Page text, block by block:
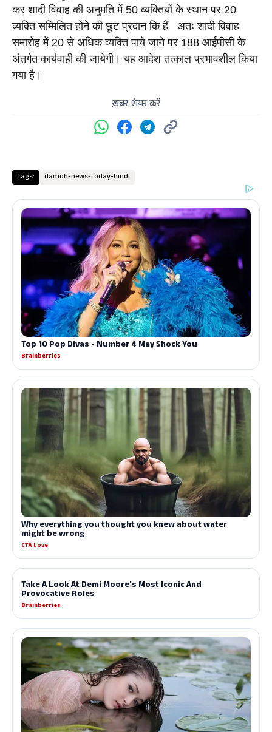
कर शादी विवाह की अनुमति में 50 व्यक्तियों के स्थान पर 20
व्यक्ति सम्मिलित होने की छूट प्रदान कि हैं   अतः शादी विवाह
समारोह में 20 से अधिक व्यक्ति पाये जाने पर 188 आईपीसी के
अंतर्गत कार्यवाही की जायेगी। यह आदेश तत्काल प्रभावशील किया
गया है।
ख़बर शेयर करें
Tags: damoh-news-today-hindi